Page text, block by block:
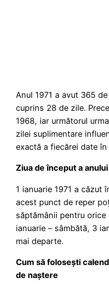
Anul 1971 a avut 365
cuprins 28 de zile.
1968, iar următorul
zilei suplimentare
exactă a fiecărei date
Ziua de început a anului
1 ianuarie 1971 a căzut
acest punct de reper
săptămânii pentru
ianuarie – sâmbătă, 3
mai departe.
Cum să folosești
de naștere